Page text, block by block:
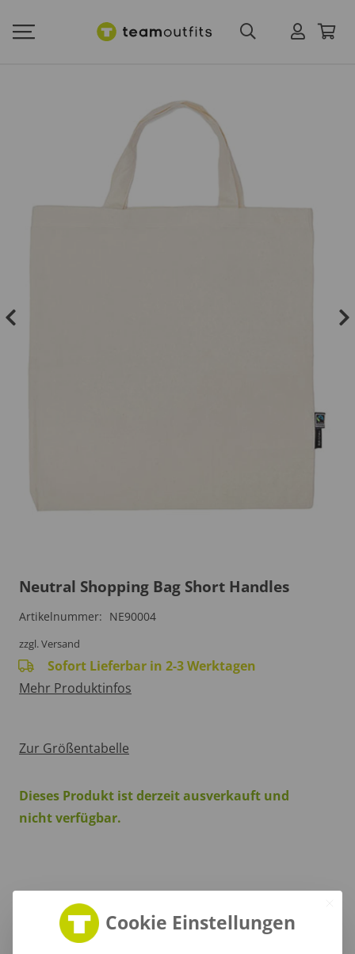
Neutral Shopping Bag Short Handles
Artikelnummer: NE90004
zzgl. Versand
Sofort Lieferbar in 2-3 Werktagen
Mehr Produktinfos
Zur Größentabelle
Dieses Produkt ist derzeit ausverkauft und
nicht verfügbar.
ProduktinfoCookie Einstellungen